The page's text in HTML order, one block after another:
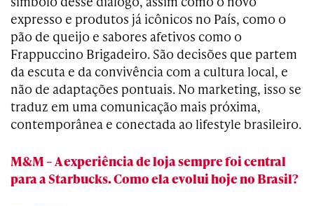
expresso e produtos já icônicos no País, como o
pão de queijo e sabores afetivos como o
Frappuccino Brigadeiro. São decisões que partem
da escuta e da convivência com a cultura local, e
não de adaptações pontuais. No marketing, isso se
traduz em uma comunicação mais próxima,
contemporânea e conectada ao lifestyle brasileiro.
M&M – A experiência de loja sempre foi central
para a Starbucks. Como ela evolui hoje no Brasil?